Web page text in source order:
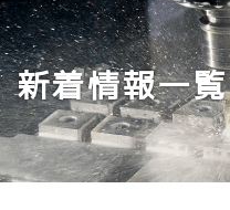
新着情報一覧